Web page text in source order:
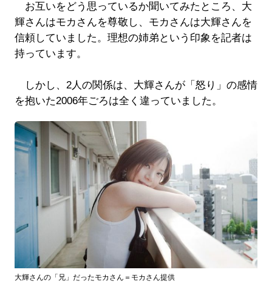
お互いをどう思っているか聞いてみたところ、大
輝さんはモカさんを尊敬し、モカさんは大輝さんを
信頼していました。理想の姉弟という印象を記者は
持っています。
しかし、2人の関係は、大輝さんが「怒り」の感情
を抱いた2006年ごろは全く違っていました。
大輝さんの「兄」だったモカさん＝モカさん提供